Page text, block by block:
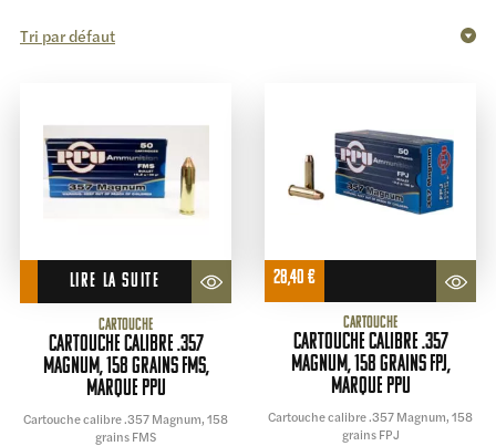
LIRE LA SUITE
Cartouche
Cartouche calibre .357
Magnum, 158 grains FMS,
marque PPU
Cartouche calibre .357 Magnum, 158
grains FMS
28,40 €
Cartouche
Cartouche calibre .357
Magnum, 158 grains FPJ,
marque PPU
Cartouche calibre .357 Magnum, 158
grains FPJ